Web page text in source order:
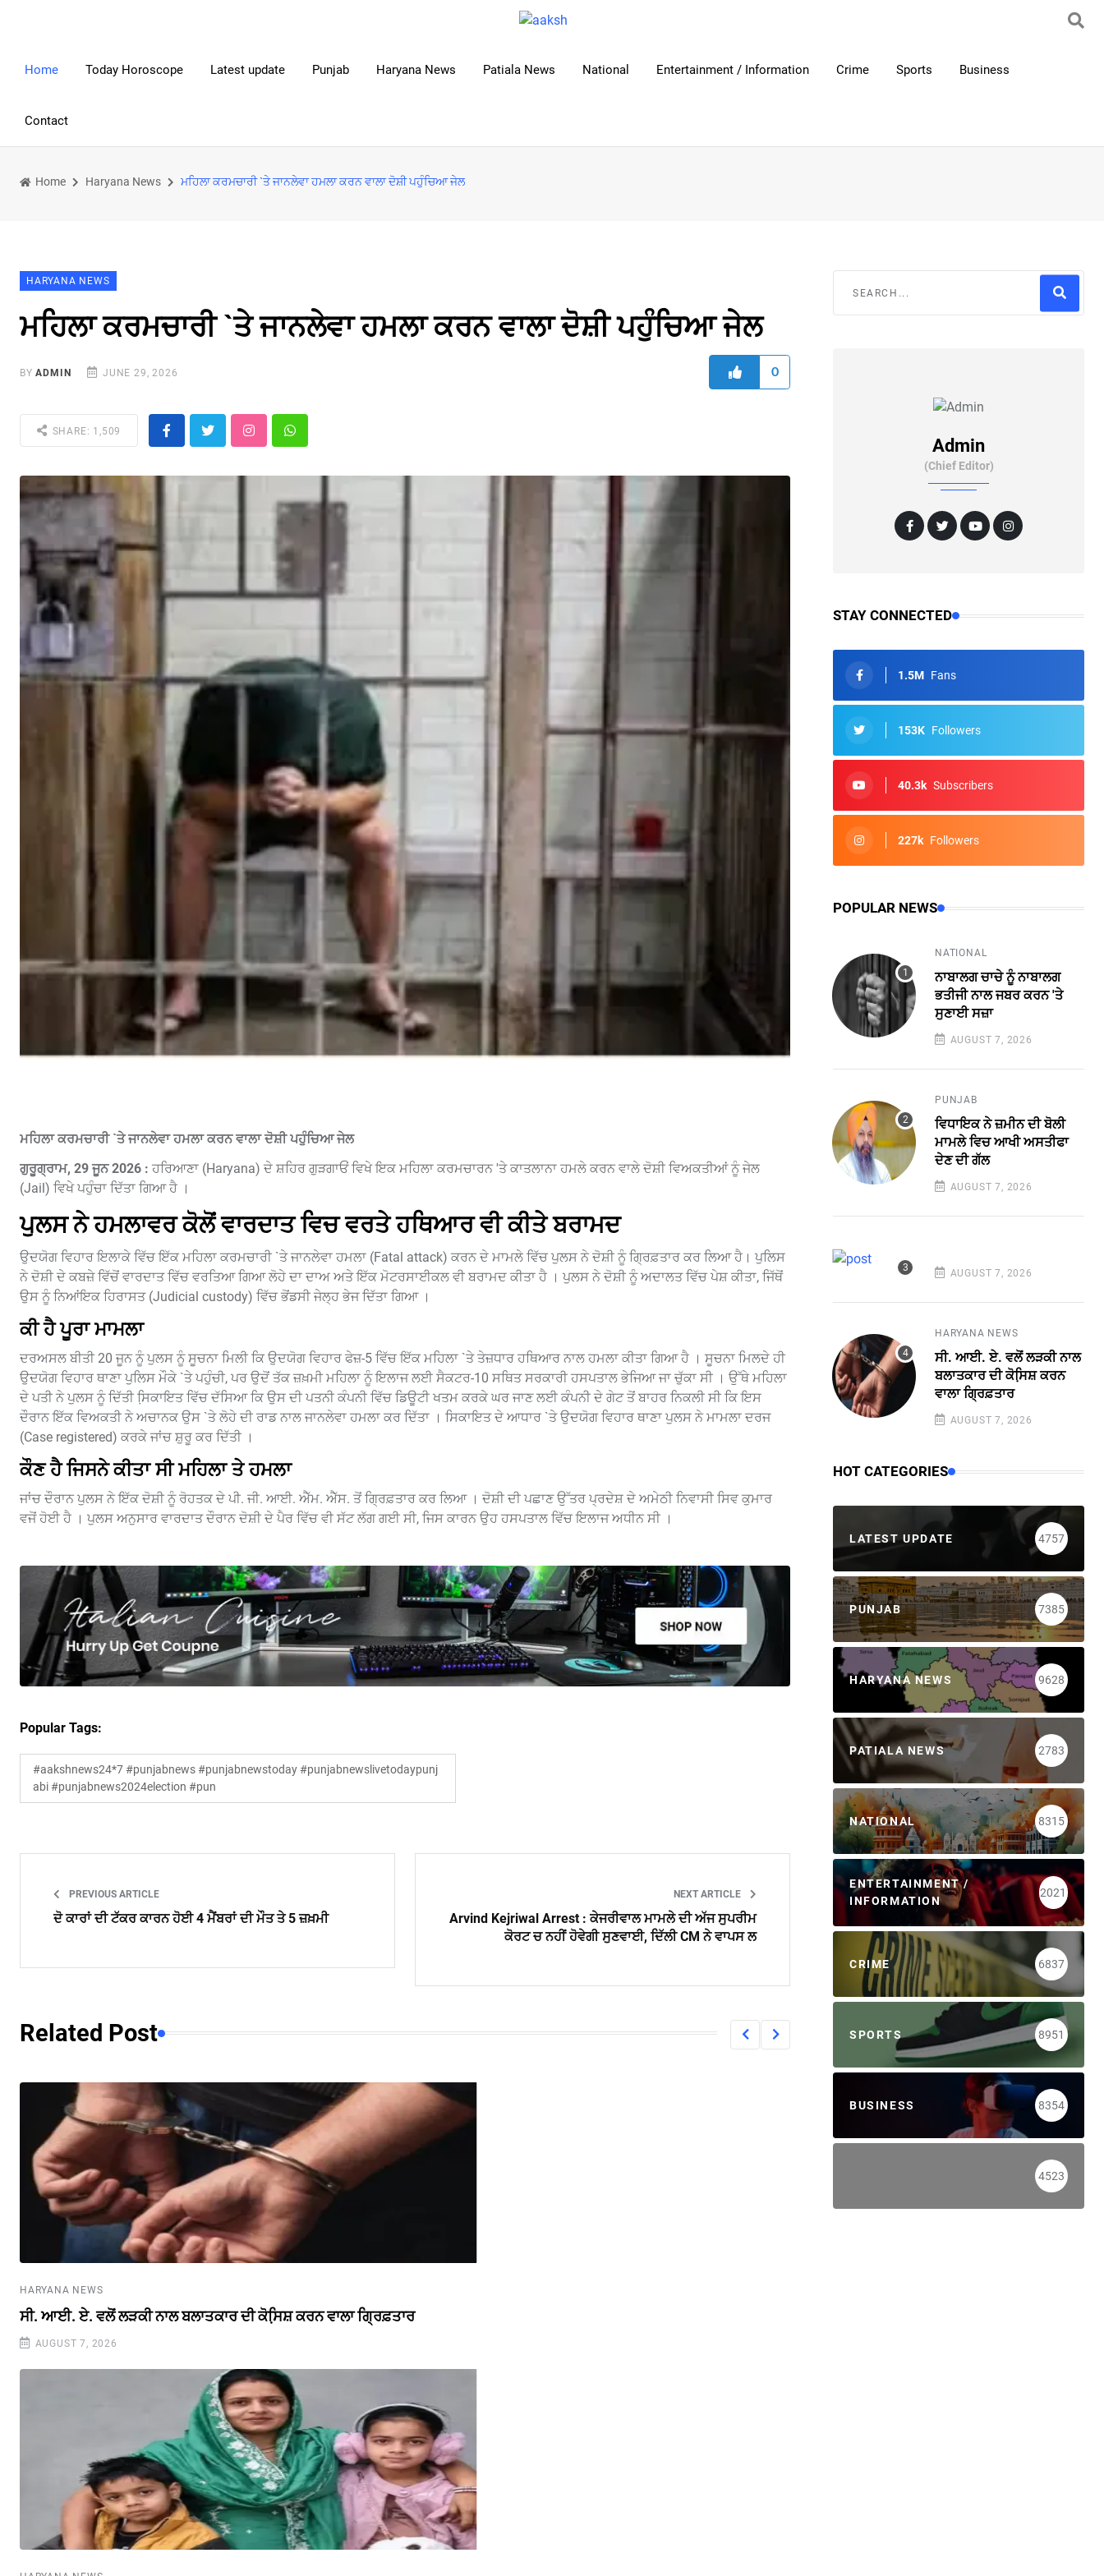
Home Today Horoscope Latest update Punjab Haryana News Patiala News National Entertainment / Information Crime Sports Business
Contact
Home Haryana News ਮਹਿਲਾ ਕਰਮਚਾਰੀ `ਤੇ ਜਾਨਲੇਵਾ ਹਮਲਾ ਕਰਨ ਵਾਲਾ ਦੋਸ਼ੀ ਪਹੁੰਚਿਆ ਜੇਲ
HARYANA NEWS
ਮਹਿਲਾ ਕਰਮਚਾਰੀ `ਤੇ ਜਾਨਲੇਵਾ ਹਮਲਾ ਕਰਨ ਵਾਲਾ ਦੋਸ਼ੀ ਪਹੁੰਚਿਆ ਜੇਲ
BYADMIN JUNE 29, 2026 0
SHARE: 1,509
ਮਹਿਲਾ ਕਰਮਚਾਰੀ `ਤੇ ਜਾਨਲੇਵਾ ਹਮਲਾ ਕਰਨ ਵਾਲਾ ਦੋਸ਼ੀ ਪਹੁੰਚਿਆ ਜੇਲ
ਗੁਰੂਗ੍ਰਾਮ, 29 ਜੂਨ 2026 : ਹਰਿਆਣਾ (Haryana) ਦੇ ਸ਼ਹਿਰ ਗੁੜਗਾਓਂ ਵਿਖੇ ਇਕ ਮਹਿਲਾ ਕਰਮਚਾਰਨ 'ਤੇ ਕਾਤਲਾਨਾ ਹਮਲੇ ਕਰਨ ਵਾਲੇ ਦੋਸ਼ੀ ਵਿਅਕਤੀਆਂ ਨੂੰ ਜੇਲ
(Jail) ਵਿਖੇ ਪਹੁੰਚਾ ਦਿੱਤਾ ਗਿਆ ਹੈ ।
ਪੁਲਸ ਨੇ ਹਮਲਾਵਰ ਕੋਲੋਂ ਵਾਰਦਾਤ ਵਿਚ ਵਰਤੇ ਹਥਿਆਰ ਵੀ ਕੀਤੇ ਬਰਾਮਦ
ਉਦਯੋਗ ਵਿਹਾਰ ਇਲਾਕੇ ਵਿੱਚ ਇੱਕ ਮਹਿਲਾ ਕਰਮਚਾਰੀ `ਤੇ ਜਾਨਲੇਵਾ ਹਮਲਾ (Fatal attack) ਕਰਨ ਦੇ ਮਾਮਲੇ ਵਿੱਚ ਪੁਲਸ ਨੇ ਦੋਸ਼ੀ ਨੂੰ ਗ੍ਰਿਫ਼ਤਾਰ ਕਰ ਲਿਆ ਹੈ। ਪੁਲਿਸ
ਨੇ ਦੋਸ਼ੀ ਦੇ ਕਬਜ਼ੇ ਵਿੱਚੋਂ ਵਾਰਦਾਤ ਵਿੱਚ ਵਰਤਿਆ ਗਿਆ ਲੋਹੇ ਦਾ ਦਾਅ ਅਤੇ ਇੱਕ ਮੋਟਰਸਾਈਕਲ ਵੀ ਬਰਾਮਦ ਕੀਤਾ ਹੈ । ਪੁਲਸ ਨੇ ਦੋਸ਼ੀ ਨੂੰ ਅਦਾਲਤ ਵਿੱਚ ਪੇਸ਼ ਕੀਤਾ, ਜਿੱਥੋਂ
ਉਸ ਨੂੰ ਨਿਆਂਇਕ ਹਿਰਾਸਤ (Judicial custody) ਵਿੱਚ ਭੋਂਡਸੀ ਜੇਲ੍ਹ ਭੇਜ ਦਿੱਤਾ ਗਿਆ ।
ਕੀ ਹੈ ਪੂਰਾ ਮਾਮਲਾ
ਦਰਅਸਲ ਬੀਤੀ 20 ਜੂਨ ਨੂੰ ਪੁਲਸ ਨੂੰ ਸੂਚਨਾ ਮਿਲੀ ਕਿ ਉਦਯੋਗ ਵਿਹਾਰ ਫੇਜ਼-5 ਵਿੱਚ ਇੱਕ ਮਹਿਲਾ `ਤੇ ਤੇਜ਼ਧਾਰ ਹਥਿਆਰ ਨਾਲ ਹਮਲਾ ਕੀਤਾ ਗਿਆ ਹੈ । ਸੂਚਨਾ ਮਿਲਦੇ ਹੀ
ਉਦਯੋਗ ਵਿਹਾਰ ਥਾਣਾ ਪੁਲਿਸ ਮੌਕੇ `ਤੇ ਪਹੁੰਚੀ, ਪਰ ਉਦੋਂ ਤੱਕ ਜ਼ਖ਼ਮੀ ਮਹਿਲਾ ਨੂੰ ਇਲਾਜ ਲਈ ਸੈਕਟਰ-10 ਸਥਿਤ ਸਰਕਾਰੀ ਹਸਪਤਾਲ ਭੇਜਿਆ ਜਾ ਚੁੱਕਾ ਸੀ । ਉੱਥੇ ਮਹਿਲਾ
ਦੇ ਪਤੀ ਨੇ ਪੁਲਸ ਨੂੰ ਦਿੱਤੀ ਸਿ਼ਕਾਇਤ ਵਿੱਚ ਦੱਸਿਆ ਕਿ ਉਸ ਦੀ ਪਤਨੀ ਕੰਪਨੀ ਵਿੱਚ ਡਿਊਟੀ ਖਤਮ ਕਰਕੇ ਘਰ ਜਾਣ ਲਈ ਕੰਪਨੀ ਦੇ ਗੇਟ ਤੋਂ ਬਾਹਰ ਨਿਕਲੀ ਸੀ ਕਿ ਇਸ
ਦੌਰਾਨ ਇੱਕ ਵਿਅਕਤੀ ਨੇ ਅਚਾਨਕ ਉਸ `ਤੇ ਲੋਹੇ ਦੀ ਰਾਡ ਨਾਲ ਜਾਨਲੇਵਾ ਹਮਲਾ ਕਰ ਦਿੱਤਾ । ਸਿਕਾਇਤ ਦੇ ਆਧਾਰ `ਤੇ ਉਦਯੋਗ ਵਿਹਾਰ ਥਾਣਾ ਪੁਲਸ ਨੇ ਮਾਮਲਾ ਦਰਜ
(Case registered) ਕਰਕੇ ਜਾਂਚ ਸ਼ੁਰੂ ਕਰ ਦਿੱਤੀ ।
ਕੌਣ ਹੈ ਜਿਸਨੇ ਕੀਤਾ ਸੀ ਮਹਿਲਾ ਤੇ ਹਮਲਾ
ਜਾਂਚ ਦੌਰਾਨ ਪੁਲਸ ਨੇ ਇੱਕ ਦੋਸ਼ੀ ਨੂੰ ਰੋਹਤਕ ਦੇ ਪੀ. ਜੀ. ਆਈ. ਐੱਮ. ਐੱਸ. ਤੋਂ ਗ੍ਰਿਫ਼ਤਾਰ ਕਰ ਲਿਆ । ਦੋਸ਼ੀ ਦੀ ਪਛਾਣ ਉੱਤਰ ਪ੍ਰਦੇਸ਼ ਦੇ ਅਮੇਠੀ ਨਿਵਾਸੀ ਸਿਵ ਕੁਮਾਰ
ਵਜੋਂ ਹੋਈ ਹੈ । ਪੁਲਸ ਅਨੁਸਾਰ ਵਾਰਦਾਤ ਦੌਰਾਨ ਦੋਸ਼ੀ ਦੇ ਪੈਰ ਵਿੱਚ ਵੀ ਸੱਟ ਲੱਗ ਗਈ ਸੀ, ਜਿਸ ਕਾਰਨ ਉਹ ਹਸਪਤਾਲ ਵਿੱਚ ਇਲਾਜ ਅਧੀਨ ਸੀ ।
Popular Tags:
#aakshnews24*7 #punjabnews #punjabnewstoday #punjabnewslivetodaypunj
abi #punjabnews2024election #pun
PREVIOUS ARTICLE
ਦੋ ਕਾਰਾਂ ਦੀ ਟੱਕਰ ਕਾਰਨ ਹੋਈ 4 ਮੈਂਬਰਾਂ ਦੀ ਮੌਤ ਤੇ 5 ਜ਼ਖ਼ਮੀ
NEXT ARTICLE
Arvind Kejriwal Arrest : ਕੇਜਰੀਵਾਲ ਮਾਮਲੇ ਦੀ ਅੱਜ ਸੁਪਰੀਮ
ਕੋਰਟ ਚ ਨਹੀਂ ਹੋਵੇਗੀ ਸੁਣਵਾਈ, ਦਿੱਲੀ CM ਨੇ ਵਾਪਸ ਲ
Related Post
HARYANA NEWS
ਸੀ. ਆਈ. ਏ. ਵਲੋਂ ਲੜਕੀ ਨਾਲ ਬਲਾਤਕਾਰ ਦੀ ਕੋਸਿ਼ਸ਼ ਕਰਨ ਵਾਲਾ ਗ੍ਰਿਫ਼ਤਾਰ
AUGUST 7, 2026
Admin
(Chief Editor)
STAY CONNECTED
1.5M Fans
153K Followers
40.3k Subscribers
227k Followers
POPULAR NEWS
NATIONAL
ਨਾਬਾਲਗ ਚਾਚੇ ਨੂੰ ਨਾਬਾਲਗ
ਭਤੀਜੀ ਨਾਲ ਜਬਰ ਕਰਨ 'ਤੇ
ਸੁਣਾਈ ਸਜ਼ਾ
AUGUST 7, 2026
PUNJAB
ਵਿਧਾਇਕ ਨੇ ਜ਼ਮੀਨ ਦੀ ਬੋਲੀ
ਮਾਮਲੇ ਵਿਚ ਆਖੀ ਅਸਤੀਫਾ
ਦੇਣ ਦੀ ਗੱਲ
AUGUST 7, 2026
AUGUST 7, 2026
HARYANA NEWS
ਸੀ. ਆਈ. ਏ. ਵਲੋਂ ਲੜਕੀ ਨਾਲ
ਬਲਾਤਕਾਰ ਦੀ ਕੋਸਿ਼ਸ਼ ਕਰਨ
ਵਾਲਾ ਗ੍ਰਿਫ਼ਤਾਰ
AUGUST 7, 2026
HOT CATEGORIES
LATEST UPDATE 4757
PUNJAB 7385
HARYANA NEWS 9628
PATIALA NEWS 2783
NATIONAL 8315
ENTERTAINMENT /
INFORMATION
2021
CRIME 6837
SPORTS 8951
BUSINESS 8354
4523